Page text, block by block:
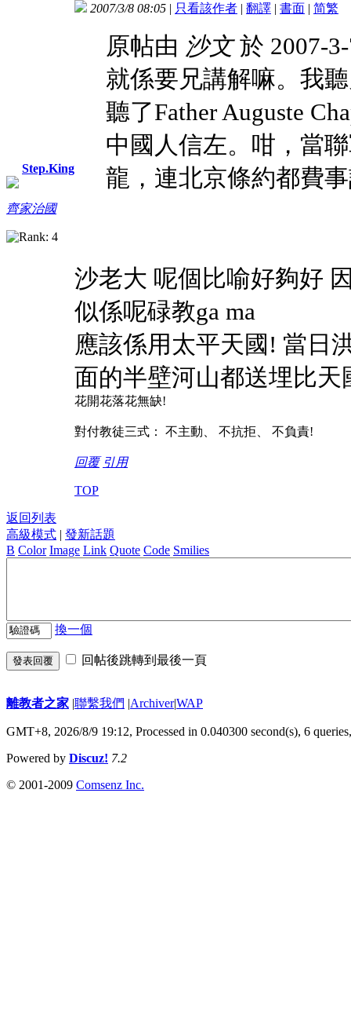
Step.King
齊家治國
2007/3/8 08:05 | 只看該作者 | 翻譯 | 書面 | 简繁
原帖由 沙文於 2007-
就係要兄講解嘛。我
聽了Father Auguste
中國人信左。咁，當
龍，連北京條約都費
沙老大 呢個比喻好夠好
似係呢碌教ga ma
應該係用太平天國! 當日
面的半壁河山都送埋比天
花開花落花無缺!
對付教徒三式： 不主動、 不抗拒、 不負責!
回覆 引用
TOP
返回列表
高級模式 | 發新話題
B Color Image Link Quote Code Smilies
換一個
發表回覆 回帖後跳轉到最後一頁
離教者之家 |聯繫我們 |Archiver|WAP
GMT+8, 2026/8/9 19:12, Processed in 0.040300 second(s), 6
Powered by Discuz! 7.2
© 2001-2009 Comsenz Inc.